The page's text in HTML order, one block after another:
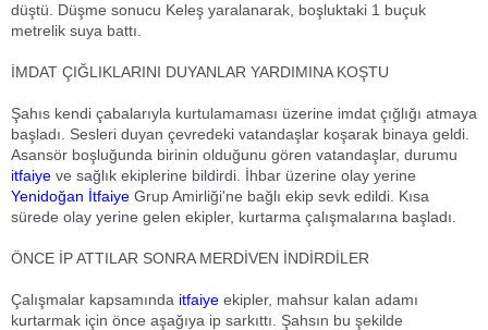
düştü. Düşme sonucu Keleş yaralanarak, boşluktaki 1 buçuk
metrelik suya battı.
İMDAT ÇIĞLIKLARINI DUYANLAR YARDIMINA KOŞTU
Şahıs kendi çabalarıyla kurtulamaması üzerine imdat çığlığı atmaya
başladı. Sesleri duyan çevredeki vatandaşlar koşarak binaya geldi.
Asansör boşluğunda birinin olduğunu gören vatandaşlar, durumu
itfaiye ve sağlık ekiplerine bildirdi. İhbar üzerine olay yerine
Yenidoğan İtfaiye Grup Amirliği'ne bağlı ekip sevk edildi. Kısa
sürede olay yerine gelen ekipler, kurtarma çalışmalarına başladı.
ÖNCE İP ATTILAR SONRA MERDİVEN İNDİRDİLER
Çalışmalar kapsamında itfaiye ekipler, mahsur kalan adamı
kurtarmak için önce aşağıya ip sarkıttı. Şahsın bu şekilde